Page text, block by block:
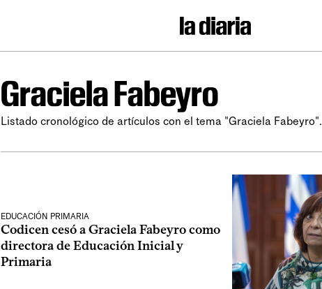
Graciela Fabeyro
Listado cronológico de artículos con el tema "Graciela Fabeyro".
EDUCACIÓN PRIMARIA
Codicen cesó a Graciela Fabeyro como
directora de Educación Inicial y
Primaria